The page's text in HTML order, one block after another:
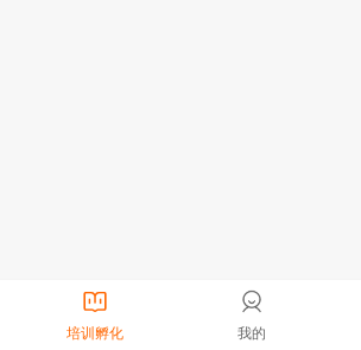
培训孵化 我的